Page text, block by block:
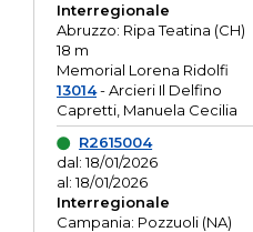
Interregionale
Abruzzo: Ripa Teatina (CH)
18 m
Memorial Lorena Ridolfi
13014- Arcieri Il Delfino
Capretti, Manuela Cecilia
R2615004
dal: 18/01/2026
al: 18/01/2026
Interregionale
Campania: Pozzuoli (NA)